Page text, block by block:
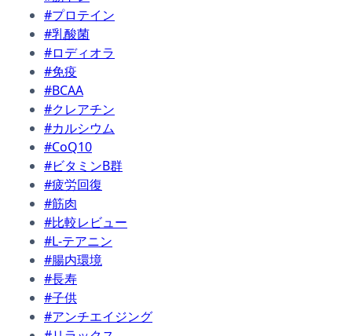
#プロテイン
#乳酸菌
#ロディオラ
#免疫
#BCAA
#クレアチン
#カルシウム
#CoQ10
#ビタミンB群
#疲労回復
#筋肉
#比較レビュー
#L-テアニン
#腸内環境
#長寿
#子供
#アンチエイジング